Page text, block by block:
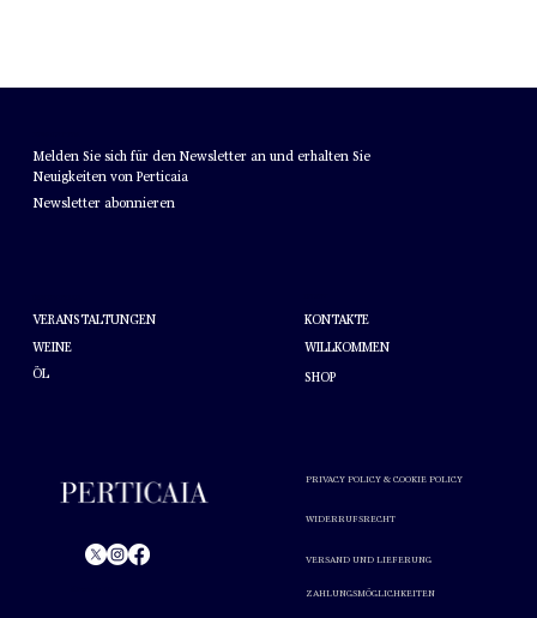
Melden Sie sich für den Newsletter an und erhalten Sie
Neuigkeiten von Perticaia
Newsletter abonnieren
PRIVACY POLICY & COOKIE POLICY
ZAHLUNGSMÖGLICHKEITEN
VERSAND UND LIEFERUNG
WIDERRUFSRECHT
VERANSTALTUNGEN
WEINE
ÖL
KONTAKTE
WILLKOMMEN
SHOP